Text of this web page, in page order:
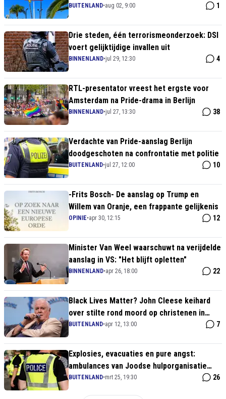
BUITENLAND•aug 02, 9:00 1
Drie steden, één terrorismeonderzoek: DSI
voert gelijktijdige invallen uit
BINNENLAND•jul 29, 12:30 4
RTL-presentator vreest het ergste voor
Amsterdam na Pride-drama in Berlijn
BINNENLAND•jul 27, 13:30 38
Verdachte van Pride-aanslag Berlijn
doodgeschoten na confrontatie met politie
BUITENLAND•jul 27, 12:00 10
-Frits Bosch- De aanslag op Trump en
Willem van Oranje, een frappante gelijkenis
OPINIE•apr 30, 12:15 12
Minister Van Weel waarschuwt na verijdelde
aanslag in VS: "Het blijft opletten"
BINNENLAND•apr 26, 18:00 22
Black Lives Matter? John Cleese keihard
over stilte rond moord op christenen in
Nigeria
BUITENLAND•apr 12, 13:00 7
Explosies, evacuaties en pure angst:
ambulances van Joodse hulporganisatie
gaan in vlammen op
BUITENLAND•mrt 25, 19:30 26